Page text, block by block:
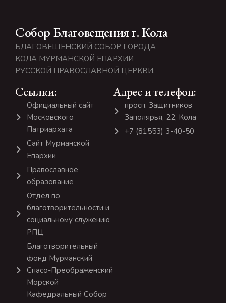
Собор Благовещения г. Кола
БЛАГОВЕЩЕНСКИЙ СОБОР ГОРОДА
КОЛА МУРМАНСКОЙ ЕПАРХИИ
РУССКОЙ ПРАВОСЛАВНОЙ ЦЕРКВИ.
Ссылки:
Официальный сайт
Московского
Патриархата
Сайт Мурманской
Епархии
Православное
образование
Отдел по
благотворительности и
социальному служению
РПЦ
Благотворительный
фонд Мурманский
Спасо-Преображенский
Морской
Кафедральный Собор
Адрес и телефон:
просп. Защитников
Заполярья, 22, Кола
+7 (81553) 3-40-50